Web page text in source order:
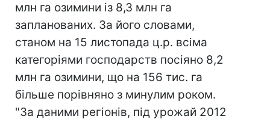
млн га озимини із 8,3 млн га
запланованих. За його словами,
станом на 15 листопада ц.р. всіма
категоріями господарств посіяно 8,2
млн га озимини, що на 156 тис. га
більше порівняно з минулим роком.
"За даними регіонів, під урожай 2012